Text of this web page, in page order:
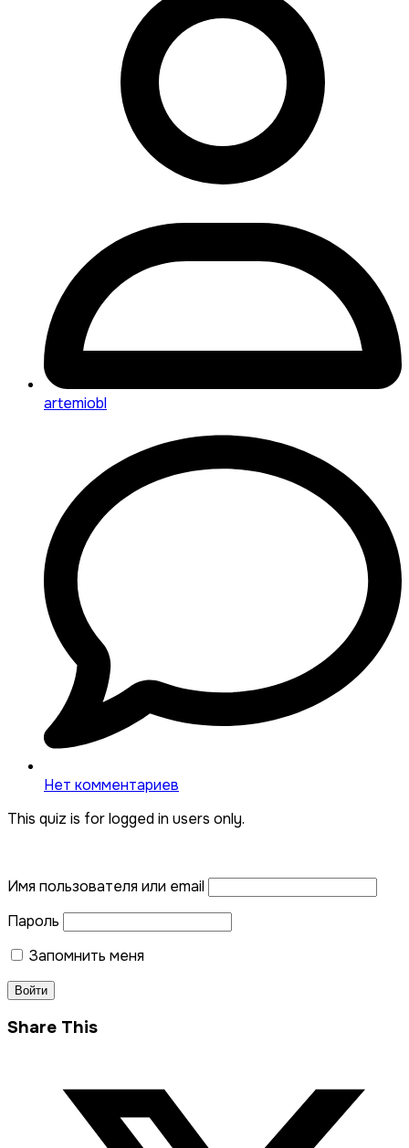
artemiobl
Нет комментариев
This quiz is for logged in users only.
Имя пользователя или email
Пароль
Запомнить меня
Share This